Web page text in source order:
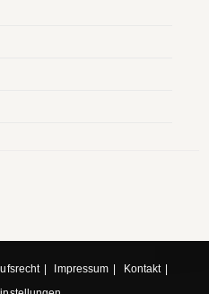
Impressum
Kontakt